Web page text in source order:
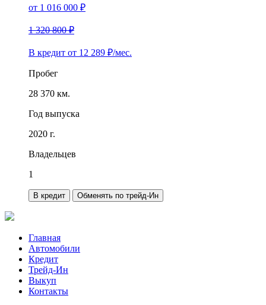
от 1 016 000 ₽
1 320 800 ₽
В кредит от 12 289 ₽/мес.
Пробег
28 370 км.
Год выпуска
2020 г.
Владельцев
1
В кредит Обменять по трейд-Ин
Главная
Автомобили
Кредит
Трейд-Ин
Выкуп
Контакты